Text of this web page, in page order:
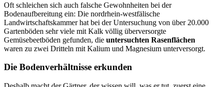
Oft schleichen sich auch falsche Gewohnheiten bei der
Bodenaufbereitung ein: Die nordrhein-westfälische
Landwirtschaftskammer hat bei der Untersuchung von über 20.000
Gartenböden sehr viele mit Kalk völlig überversorgte
Gemüsebeetböden gefunden, die untersuchten Rasenflächen
waren zu zwei Dritteln mit Kalium und Magnesium unterversorgt.
Die Bodenverhältnisse erkunden